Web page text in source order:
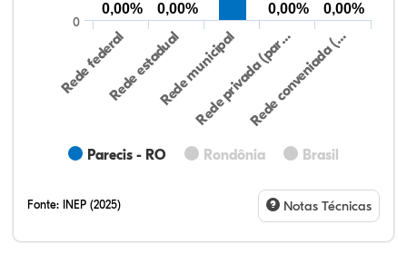
Parecis - RO Rondônia Brasil
Rede federalRede estadualRede municipal
Rede privada (par…Rede conveniada (…
0
0,00% 0,00% 0,00% 0,00%
Fonte: INEP (2025) Notas Técnicas